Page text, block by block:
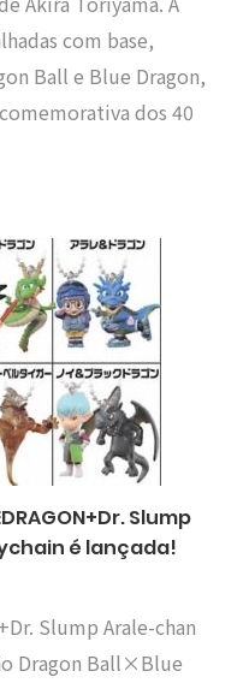
com base,
Ball e Blue Dragon,
dos 40
Slump
é lançada!
Slump Arale-chan
Dragon Ball×Blue